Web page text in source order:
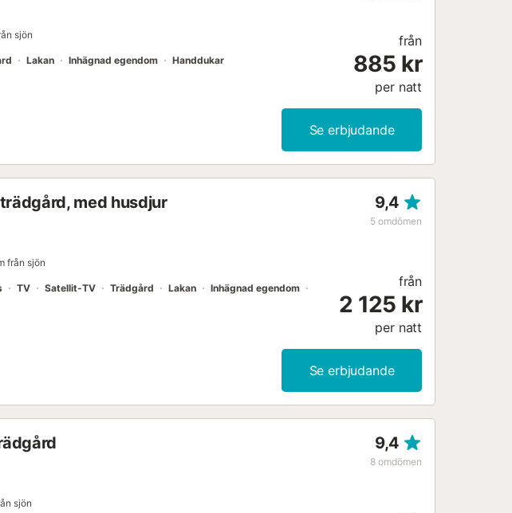
sjön
Lakan Inhägnad egendom Handdukar
från
885 kr
per natt
Se erbjudande
med husdjur 9,4
5 omdömen
från sjön
TV Satellit-TV Trädgård Lakan
Inhägnad egendom
från
2 125 kr
per natt
Se erbjudande
9,4
8 omdömen
sjön